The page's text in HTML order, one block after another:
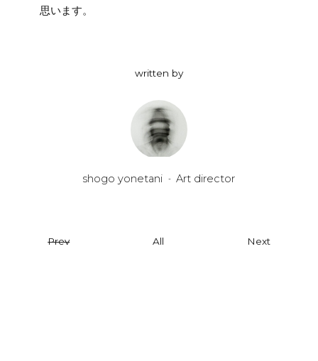
思います。
written by
shogo yonetani - Art director
Prev All Next